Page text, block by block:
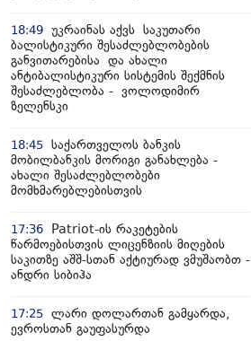
18:49 უკრაინას აქვს საკუთარი
ბალისტიკური შესაძლებლობების
განვითარებისა და ახალი
ანტიბალისტიკური სისტემის შექმნის
შესაძლებლობა - ვოლოდიმირ
ზელენსკი
18:45 საქართველოს ბანკის
მობილბანკის მორიგი განახლება -
ახალი შესაძლებლობები
მომხმარებლებისთვის
17:36
Patriot-ის რაკეტების
წარმოებისთვის ლიცენზიის მიღების
საკითზე აშშ-სთან აქტიურად ვმუშაობთ -
ანდრი სიბიჰა
17:25 ლარი დოლართან გამყარდა,
ევროსთან გაუფასურდა